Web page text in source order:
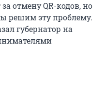
отмену QR-кодов, но
решим эту проблему.
губернатор на